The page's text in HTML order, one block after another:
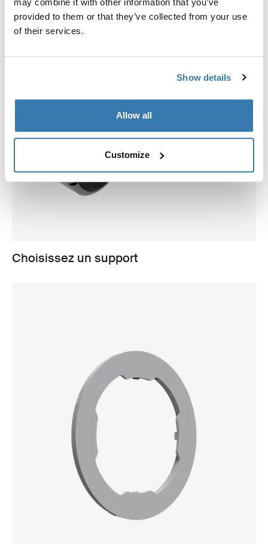
may combine it with other information that you’ve
provided to them or that they’ve collected from your use
of their services.
Show details
Allow all
Customize
Choisissez un support